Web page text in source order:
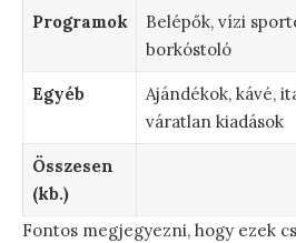
Programok
Belépők, vízi
borkóstoló
Egyéb
Ajándékok, kávé,
váratlan kiadások
Összesen
(kb.)
Fontos megjegyezni, hogy ezek